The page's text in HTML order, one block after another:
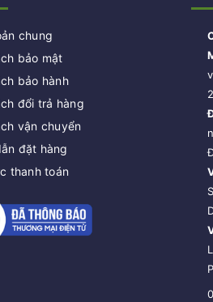
chung
bảo mật
bảo hành
đổi trả hàng
vận chuyển
đặt hàng
thanh toán